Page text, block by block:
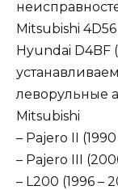
Mitsubishi
Hyundai D4BF
леворульные
Mitsubishi
– Pajero II
– Pajero III
– L200 (1996 –